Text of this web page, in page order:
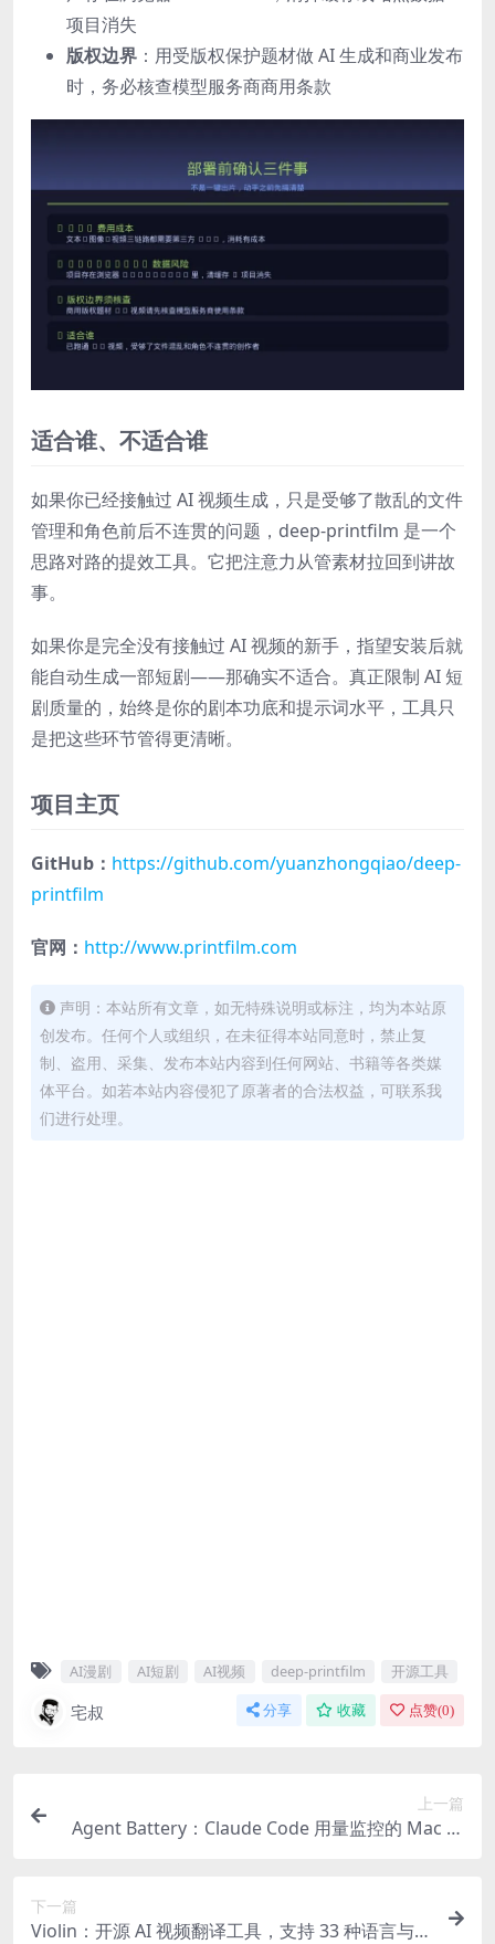
项目消失
版权边界 ：用受版权保护题材做 AI 生成和商业发布
时，务必核查模型服务商商用条款
适合谁、不适合谁
如果你已经接触过 AI 视频生成，只是受够了散乱的文件
管理和角色前后不连贯的问题，deep-printfilm 是一个
思路对路的提效工具。它把注意力从管素材拉回到讲故
事。
如果你是完全没有接触过 AI 视频的新手，指望安装后就
能自动生成一部短剧——那确实不适合。真正限制 AI 短
剧质量的，始终是你的剧本功底和提示词水平，工具只
是把这些环节管得更清晰。
项目主页
GitHub： https://github.com/yuanzhongqiao/deep-
printfilm
官网： http://www.printfilm.com
声明：本站所有文章，如无特殊说明或标注，均为本站原
创发布。任何个人或组织，在未征得本站同意时，禁止复
制、盗用、采集、发布本站内容到任何网站、书籍等各类媒
体平台。如若本站内容侵犯了原著者的合法权益，可联系我
们进行处理。
AI漫剧 AI短剧 AI视频 deep-printfilm 开源工具
宅叔 分享 收藏 点赞(0)
上一篇
Agent Battery：Claude Code 用量监控的 Mac 状
下一篇
Violin：开源 AI 视频翻译工具，支持 33 种语言与